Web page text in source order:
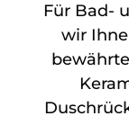
Für Bad-
wir